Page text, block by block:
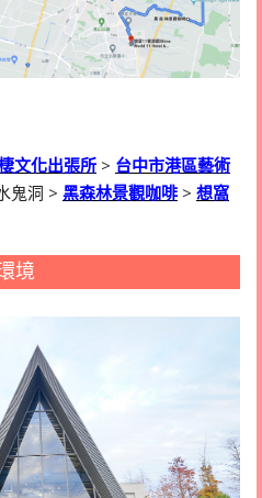
文化出張所 > 台中市港區藝術
鬼洞 > 黑森林景觀咖啡 > 想窩
境